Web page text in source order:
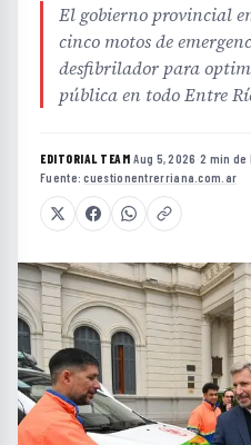
El gobierno provincial
cinco motos de
desfibrilador para
pública en todo Entre
EDITORIAL TEAM·Aug 5, 2026 ·2 min de
Fuente:cuestionentrerriana.com.ar